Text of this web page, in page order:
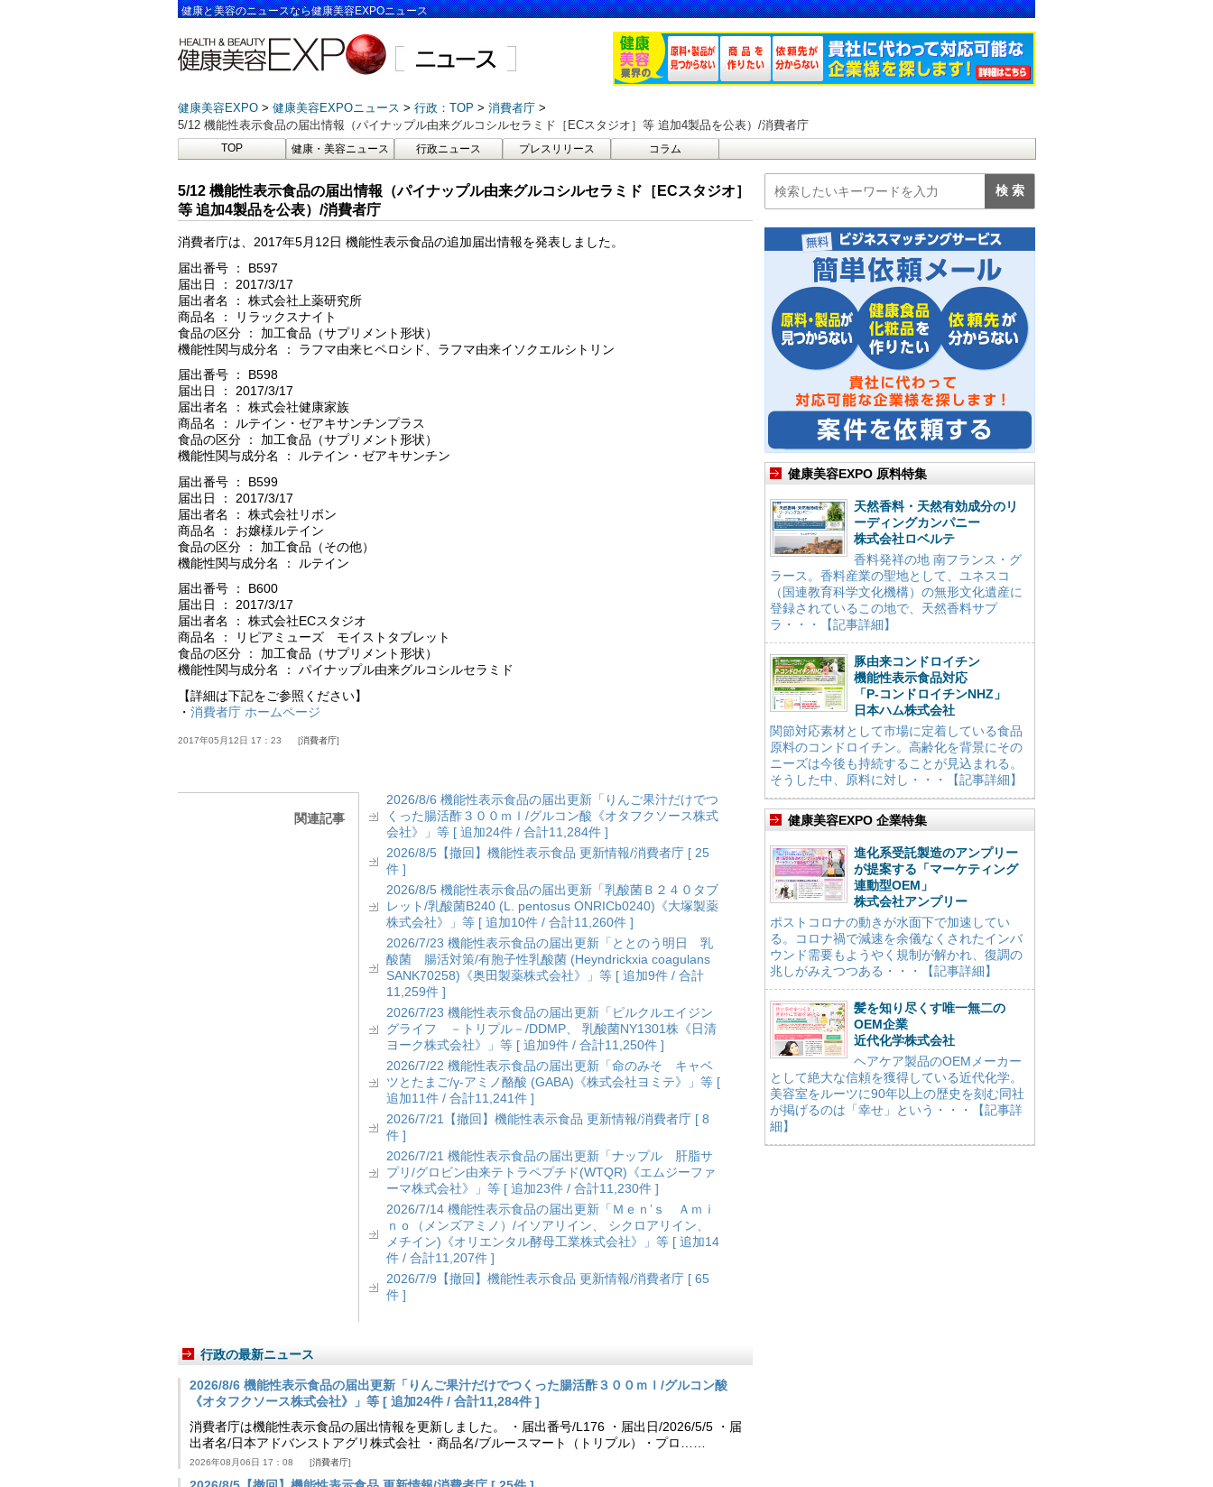
健康と美容のニュースなら健康美容EXPOニュース
健康美容EXPO 健康美容EXPOニュース 行政：TOP
消費者庁
5/12 機能性表示食品の届出情報（パイナップル由来グルコシルセラミド［ECスタジオ］等 追加4製品を公表）/消費者庁
TOP 健康・美容ニュース 行政ニュース プレスリリース コラム
5/12 機能性表示食品の届出情報（パイナップル由来グルコシルセラミド［ECスタジオ］
等 追加4製品を公表）/消費者庁
消費者庁は、2017年5月12日 機能性表示食品の追加届出情報を発表しました。
届出番号 ： B597
届出日 ： 2017/3/17
届出者名 ： 株式会社上薬研究所
商品名 ： リラックスナイト
食品の区分 ： 加工食品（サプリメント形状）
機能性関与成分名 ： ラフマ由来ヒペロシド、ラフマ由来イソクエルシトリン
届出番号 ： B598
届出日 ： 2017/3/17
届出者名 ： 株式会社健康家族
商品名 ： ルテイン・ゼアキサンチンプラス
食品の区分 ： 加工食品（サプリメント形状）
機能性関与成分名 ： ルテイン・ゼアキサンチン
届出番号 ： B599
届出日 ： 2017/3/17
届出者名 ： 株式会社リボン
商品名 ： お嬢様ルテイン
食品の区分 ： 加工食品（その他）
機能性関与成分名 ： ルテイン
届出番号 ： B600
届出日 ： 2017/3/17
届出者名 ： 株式会社ECスタジオ
商品名 ： リピアミューズ モイストタブレット
食品の区分 ： 加工食品（サプリメント形状）
機能性関与成分名 ： パイナップル由来グルコシルセラミド
【詳細は下記をご参照ください】
・ 消費者庁 ホームページ
2017年05月12日 17：23 消費者庁
関連記事
2026/8/6 機能性表示食品の届出更新「りんご果汁だけでつ
くった腸活酢３００ｍｌ/グルコン酸《オタフクソース株式
会社》」等 [ 追加24件 / 合計11,284件 ]
2026/8/5【撤回】機能性表示食品 更新情報/消費者庁 [ 25
件 ]
2026/8/5 機能性表示食品の届出更新「乳酸菌Ｂ２４０タブ
レット/乳酸菌B240 (L. pentosus ONRICb0240)《大塚製薬
株式会社》」等 [ 追加10件 / 合計11,260件 ]
2026/7/23 機能性表示食品の届出更新「ととのう明日 乳
酸菌 腸活対策/有胞子性乳酸菌 (Heyndrickxia coagulans
SANK70258)《奥田製薬株式会社》」等 [ 追加9件 / 合計
11,259件 ]
2026/7/23 機能性表示食品の届出更新「ピルクルエイジン
グライフ －トリプル－/DDMP、 乳酸菌NY1301株《日清
ヨーク株式会社》」等 [ 追加9件 / 合計11,250件 ]
2026/7/22 機能性表示食品の届出更新「命のみそ キャベ
ツとたまご/γ-アミノ酪酸 (GABA)《株式会社ヨミテ》」等 [
追加11件 / 合計11,241件 ]
2026/7/21【撤回】機能性表示食品 更新情報/消費者庁 [ 8
件 ]
2026/7/21 機能性表示食品の届出更新「ナップル 肝脂サ
プリ/グロビン由来テトラペプチド(WTQR)《エムジーファ
ーマ株式会社》」等 [ 追加23件 / 合計11,230件 ]
2026/7/14 機能性表示食品の届出更新「Ｍｅｎ’ｓ Ａｍｉ
ｎｏ（メンズアミノ）/イソアリイン、 シクロアリイン、
メチイン)《オリエンタル酵母工業株式会社》」等 [ 追加14
件 / 合計11,207件 ]
2026/7/9【撤回】機能性表示食品 更新情報/消費者庁 [ 65
件 ]
行政の最新ニュース
2026/8/6 機能性表示食品の届出更新「りんご果汁だけでつくった腸活酢３００ｍｌ/グルコン酸
《オタフクソース株式会社》」等 [ 追加24件 / 合計11,284件 ]
消費者庁は機能性表示食品の届出情報を更新しました。 ・届出番号/L176 ・届出日/2026/5/5 ・届
出者名/日本アドバンストアグリ株式会社 ・商品名/ブルースマート（トリプル）・プロ……
2026年08月06日 17：08 消費者庁
健康美容EXPO 原料特集
天然香料・天然有効成分のリ
ーディングカンパニー
株式会社ロベルテ
香料発祥の地 南フランス・グ
ラース。香料産業の聖地として、ユネスコ
（国連教育科学文化機構）の無形文化遺産に
登録されているこの地で、天然香料サプ
ラ・・・【記事詳細】
豚由来コンドロイチン
機能性表示食品対応
「P-コンドロイチンNHZ」
日本ハム株式会社
関節対応素材として市場に定着している食品
原料のコンドロイチン。高齢化を背景にその
ニーズは今後も持続することが見込まれる。
そうした中、原料に対し・・・【記事詳細】
健康美容EXPO 企業特集
進化系受託製造のアンプリー
が提案する「マーケティング
連動型OEM」
株式会社アンプリー
ポストコロナの動きが水面下で加速してい
る。コロナ禍で減速を余儀なくされたインバ
ウンド需要もようやく規制が解かれ、復調の
兆しがみえつつある・・・【記事詳細】
髪を知り尽くす唯一無二の
OEM企業
近代化学株式会社
ヘアケア製品のOEMメーカー
として絶大な信頼を獲得している近代化学。
美容室をルーツに90年以上の歴史を刻む同社
が掲げるのは「幸せ」という・・・【記事詳
細】